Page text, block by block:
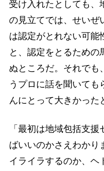
受け入れたとしても、
の見立てでは、せいぜ
は認定がとれない可能
と、認定をとるための
ぬところだ。それでも
うプロに話を聞いても
んにとって大きかった
「最初は地域包括支
ばいいのかさえわかり
イライラするのか、ヘ